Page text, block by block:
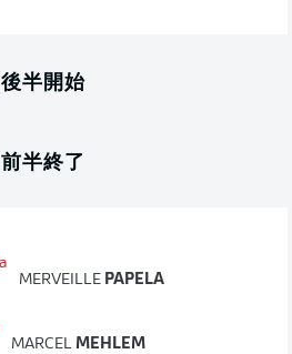
後半開始
前半終了
MERVEILLE PAPELA
MARCEL MEHLEM